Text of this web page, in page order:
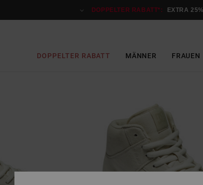
DOPPELTER RABATT*: EXTRA
DOPPELTER RABATT MÄNNER FRAUEN